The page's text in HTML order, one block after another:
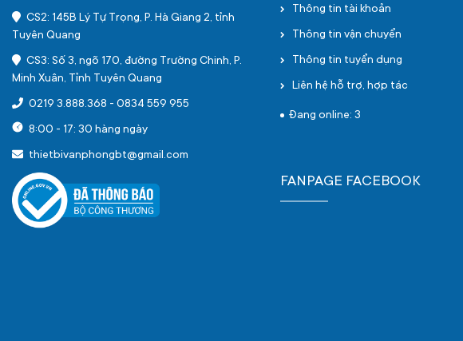
CS2: 145B Lý Tự Trọng, P. Hà Giang 2, tỉnh
Tuyên Quang
CS3: Số 3, ngõ 170, đường Trường Chinh, P.
Minh Xuân, Tỉnh Tuyên Quang
0219 3.888.368 - 0834 559 955
8:00 - 17: 30 hàng ngày
thietbivanphongbt@gmail.com
Thông tin tài khoản
Thông tin vận chuyển
Thông tin tuyển dụng
Liên hệ hỗ trợ, hợp tác
Đang online: 3
FANPAGE FACEBOOK